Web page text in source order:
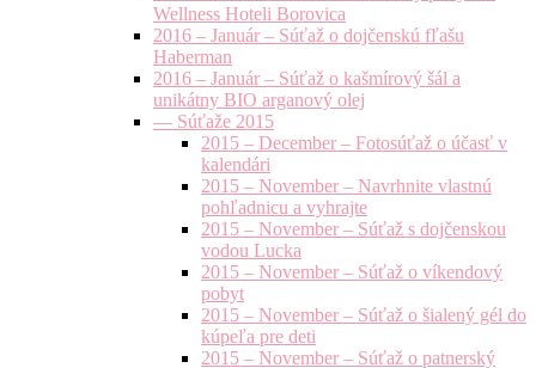
Wellness Hoteli Borovica
2016 – Január – Súťaž o dojčenskú fľašu
Haberman
2016 – Január – Súťaž o kašmírový šál a
unikátny BIO arganový olej
— Súťaže 2015
2015 – December – Fotosúťaž o účasť v
kalendári
2015 – November – Navrhnite vlastnú
pohľadnicu a vyhrajte
2015 – November – Súťaž s dojčenskou
vodou Lucka
2015 – November – Súťaž o víkendový
pobyt
2015 – November – Súťaž o šialený gél do
kúpeľa pre deti
2015 – November – Súťaž o patnerský